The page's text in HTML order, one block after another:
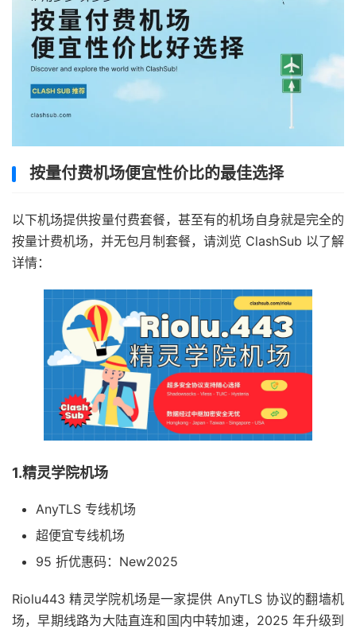
按量付费机场便宜性价比的最佳选择
以下机场提供按量付费套餐，甚至有的机场自身就是完全的
按量计费机场，并无包月制套餐，请浏览 ClashSub 以了解
详情：
1.精灵学院机场
AnyTLS 专线机场
超便宜专线机场
95 折优惠码：New2025
Riolu443 精灵学院机场是一家提供 AnyTLS 协议的翻墙机
场，早期线路为大陆直连和国内中转加速，2025 年升级到